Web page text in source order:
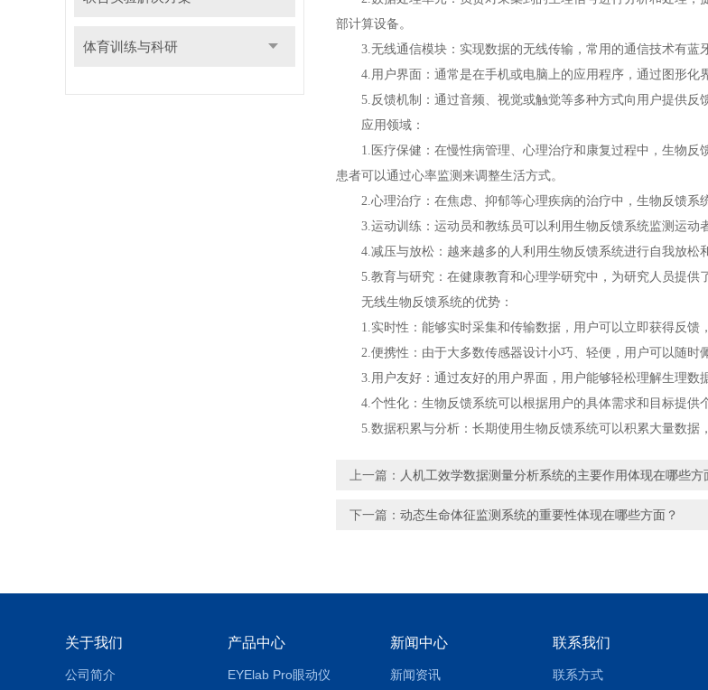
体育训练与科研
部计算设备。
3.无线通信模块：实现数据的无线传输，常用的通信技术有蓝
4.用户界面：通常是在手机或电脑上的应用程序，通过图形化
5.反馈机制：通过音频、视觉或触觉等多种方式向用户提供反
应用领域：
1.医疗保健：在慢性病管理、心理治疗和康复过程中，生物反
患者可以通过心率监测来调整生活方式。
2.心理治疗：在焦虑、抑郁等心理疾病的治疗中，生物反馈系
3.运动训练：运动员和教练员可以利用生物反馈系统监测运动
4.减压与放松：越来越多的人利用生物反馈系统进行自我放松
5.教育与研究：在健康教育和心理学研究中，为研究人员提供
无线生物反馈系统的优势：
1.实时性：能够实时采集和传输数据，用户可以立即获得反馈，
2.便携性：由于大多数传感器设计小巧、轻便，用户可以随时佩
3.用户友好：通过友好的用户界面，用户能够轻松理解生理数据
4.个性化：生物反馈系统可以根据用户的具体需求和目标提供
5.数据积累与分析：长期使用生物反馈系统可以积累大量数据
上一篇： 人机工效学数据测量分析系统的主要作用体现在哪些方
下一篇： 动态生命体征监测系统的重要性体现在哪些方面？
关于我们
公司简介
产品中心
EYElab Pro眼动仪
新闻中心
新闻资讯
联系我们
联系方式